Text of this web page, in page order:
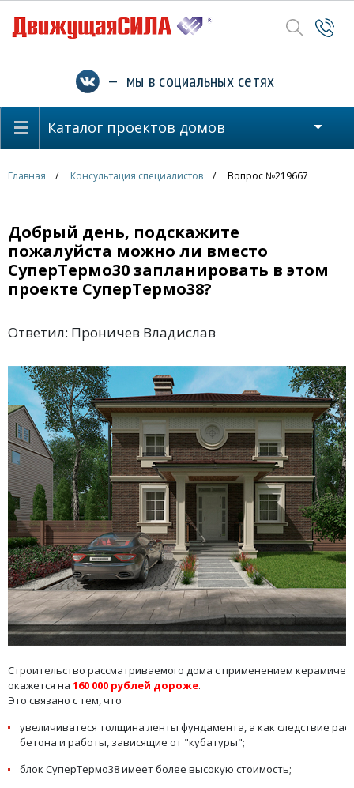
— мы в социальных сетях
Каталог проектов домов
Главная Консультация специалистов Вопрос №219667
Добрый день, подскажите
пожалуйста можно ли вместо
СуперТермо30 запланировать в этом
проекте СуперТермо38?
Ответил: Проничев Владислав
Строительство рассматриваемого дома с применением
окажется на 160 000 рублей дороже.
Это связано с тем, что
увеличиватеся толщина ленты фундамента, а как следствие
бетона и работы, зависящие от "кубатуры";
блок СуперТермо38 имеет более высокую стоимость;